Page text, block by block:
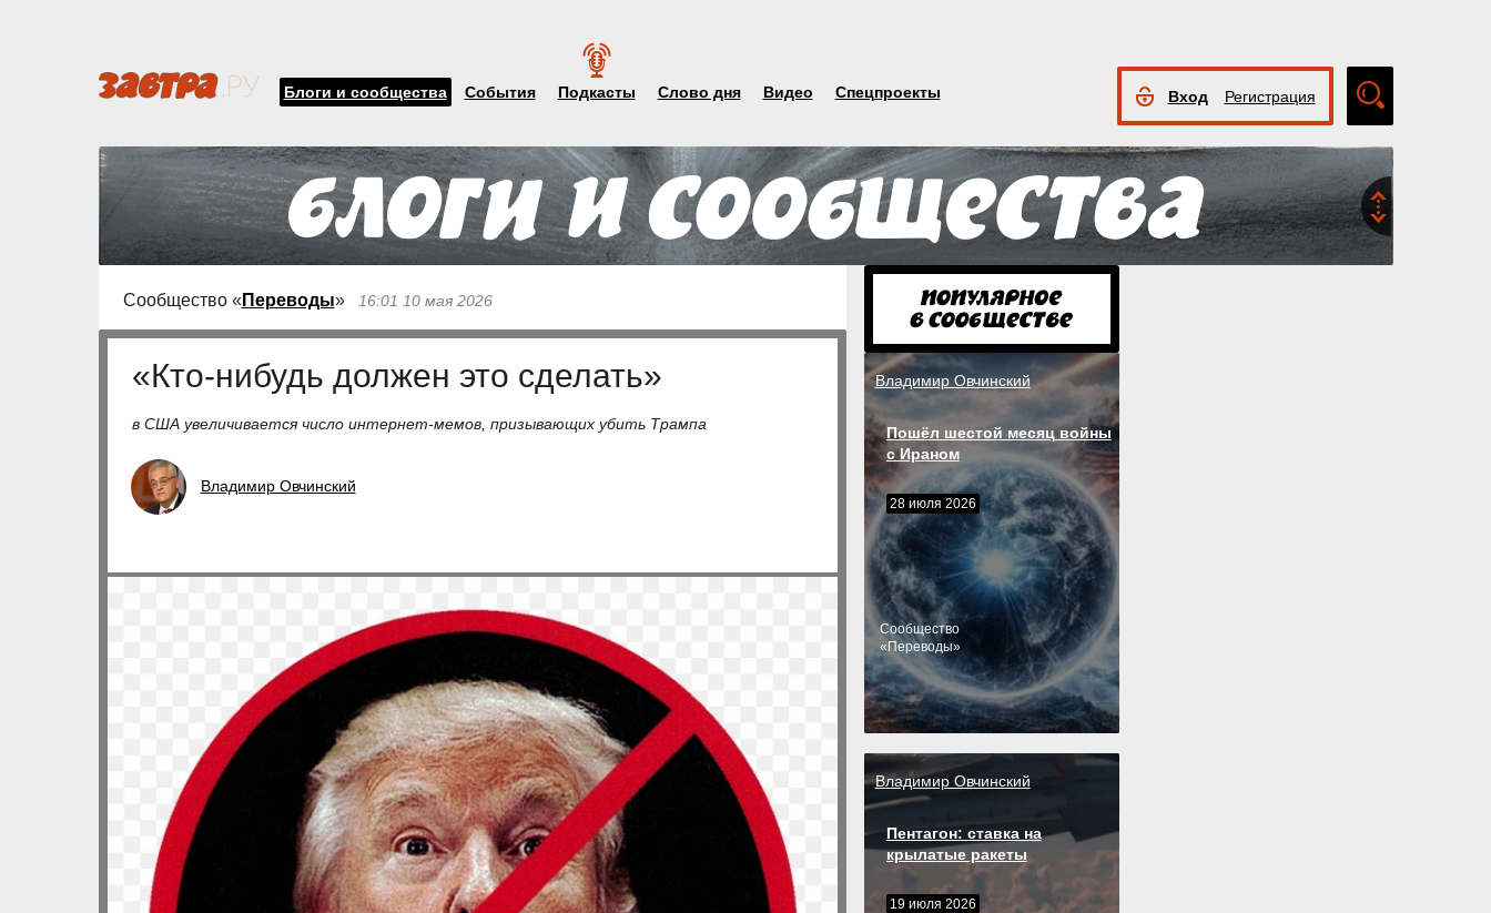
Блоги и сообщества События Подкасты Слово дня Видео Спецпроекты Вход Регистрация
поиск
Сообщество « Переводы» 16:01 10 мая 2026
«Кто-нибудь должен это сделать»
в США увеличивается число интернет-мемов, призывающих убить Трампа
Владимир Овчинский
Владимир Овчинский
Пошёл шестой месяц войны
с Ираном
28 июля 2026
Cообщество
«Переводы»
Владимир Овчинский
Пентагон: ставка на
крылатые ракеты
19 июля 2026